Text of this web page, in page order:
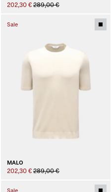
202,30 € 289,00 €
Sale
MALO
202,30 € 289,00 €
Sale